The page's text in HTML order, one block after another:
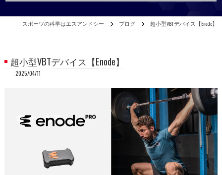
スポーツの科学はエスアンドシー ブログ 超小型VBTデバイス【Enode】
超小型VBTデバイス【Enode】
2025/04/11